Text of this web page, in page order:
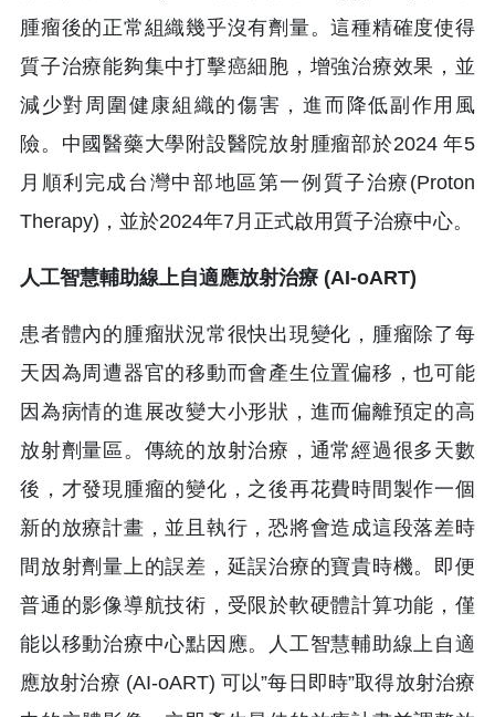
腫瘤後的正常組織幾乎沒有劑量。這種精確度使得
質子治療能夠集中打擊癌細胞，增強治療效果，並
減少對周圍健康組織的傷害，進而降低副作用風
險。中國醫藥大學附設醫院放射腫瘤部於2024 年5
月順利完成台灣中部地區第一例質子治療(Proton
Therapy)，並於2024年7月正式啟用質子治療中心。
人工智慧輔助線上自適應放射治療 (AI-oART)
患者體內的腫瘤狀況常很快出現變化，腫瘤除了每
天因為周遭器官的移動而會產生位置偏移，也可能
因為病情的進展改變大小形狀，進而偏離預定的高
放射劑量區。傳統的放射治療，通常經過很多天數
後，才發現腫瘤的變化，之後再花費時間製作一個
新的放療計畫，並且執行，恐將會造成這段落差時
間放射劑量上的誤差，延誤治療的寶貴時機。即便
普通的影像導航技術，受限於軟硬體計算功能，僅
能以移動治療中心點因應。人工智慧輔助線上自適
應放射治療 (AI-oART) 可以”每日即時”取得放射治療